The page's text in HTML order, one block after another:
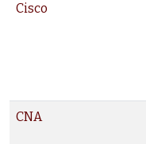
Cisco
CNA